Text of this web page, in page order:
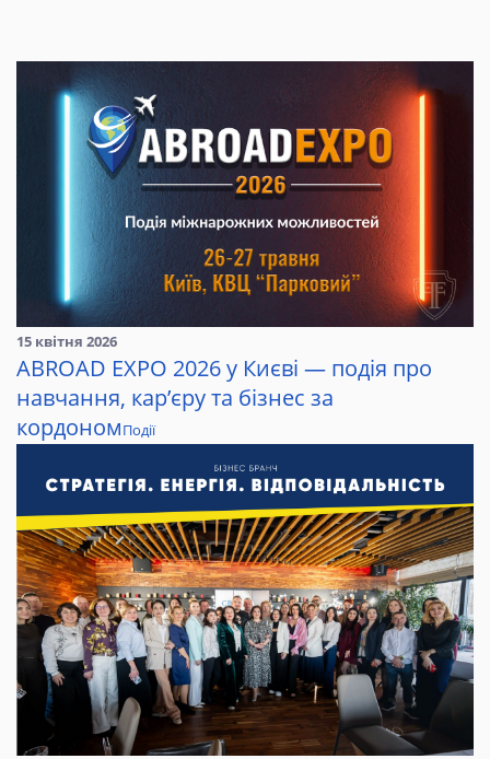
15 квітня 2026
ABROAD EXPO 2026 у Києві — подія про
навчання, кар’єру та бізнес за
кордономПодії